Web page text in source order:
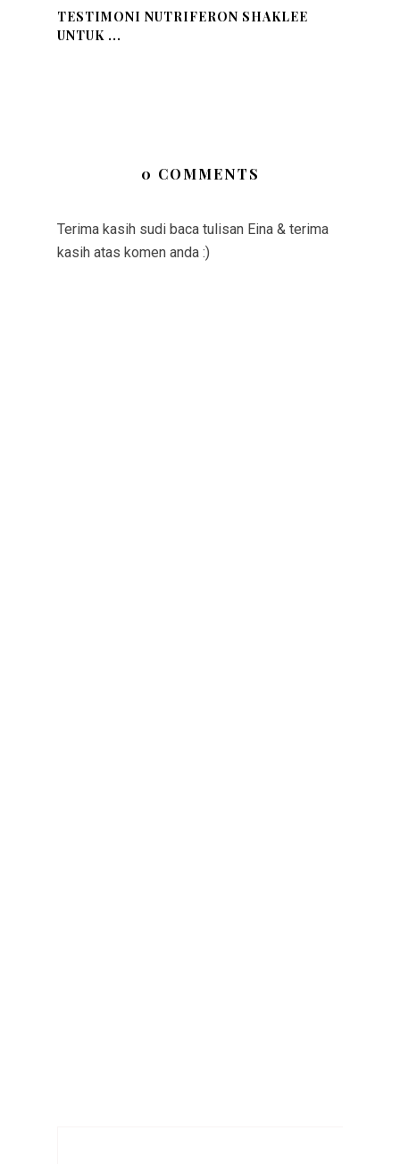
TESTIMONI NUTRIFERON SHAKLEE
UNTUK ...
0 COMMENTS
Terima kasih sudi baca tulisan Eina & terima
kasih atas komen anda :)